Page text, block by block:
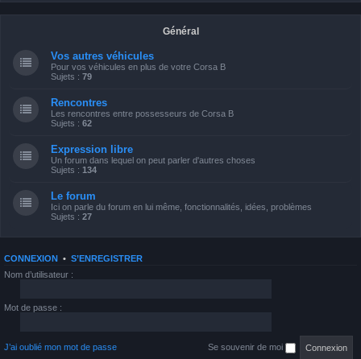
Général
Vos autres véhicules
Pour vos véhicules en plus de votre Corsa B
Sujets : 79
Rencontres
Les rencontres entre possesseurs de Corsa B
Sujets : 62
Expression libre
Un forum dans lequel on peut parler d'autres choses
Sujets : 134
Le forum
Ici on parle du forum en lui même, fonctionnalités, idées, problèmes
Sujets : 27
CONNEXION • S’ENREGISTRER
Nom d’utilisateur :
Mot de passe :
J’ai oublié mon mot de passe Se souvenir de moi